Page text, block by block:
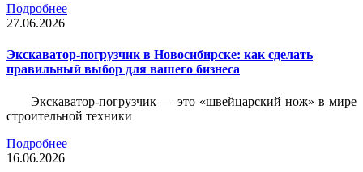
Подробнее
27.06.2026
Экскаватор-погрузчик в Новосибирске: как сделать
правильный выбор для вашего бизнеса
Экскаватор-погрузчик — это «швейцарский нож» в мире
строительной техники
Подробнее
16.06.2026